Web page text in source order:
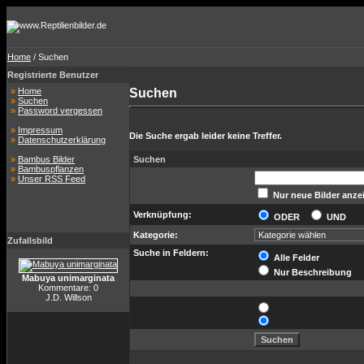
Home / Suchen
Registrierte Benutzer
» Home
» Suchen
» Password vergessen
» Impressum
» Datenschutzerklärung
» Bambus Bilder
» Bambuspflanzen
» Unser RSS Feed
Zufallsbild
Mabuya unimarginata
Kommentare: 0
J.D. Willson
Suchen
Die Suche ergab leider keine Treffer.
Suchen
Nur neue Bilder
Verknüpfung:
ODER
UND
Kategorie:
Suche in Feldern:
Alle Felder
Nur Beschreibung